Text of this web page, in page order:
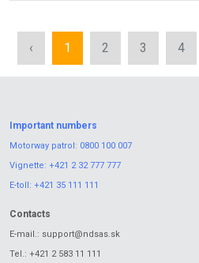
‹ 1 2 3 4
Important numbers
Motorway patrol: 0800 100 007
Vignette: +421 2 32 777 777
E-toll: +421 35 111 111
Contacts
E-mail.: support@ndsas.sk
Tel.: +421 2 583 11 111